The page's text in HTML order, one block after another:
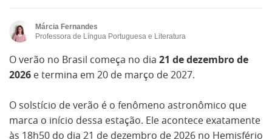
Márcia Fernandes
Professora de Língua Portuguesa e Literatura
O verão no Brasil começa no dia 21 de dezembro de
2026 e termina em 20 de março de 2027.
O solstício de verão é o fenômeno astronômico que
marca o início dessa estação. Ele acontece exatamente
às 18h50 do dia 21 de dezembro de 2026 no Hemisfério